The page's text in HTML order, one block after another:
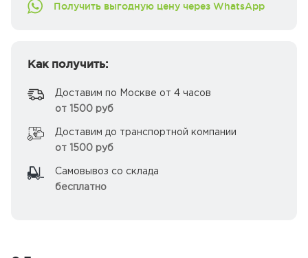
Получить выгодную цену через WhatsApp
Как получить:
Доставим по Москве от 4 часов
от 1500 руб
Доставим до транспортной компании
от 1500 руб
Самовывоз со склада
бесплатно